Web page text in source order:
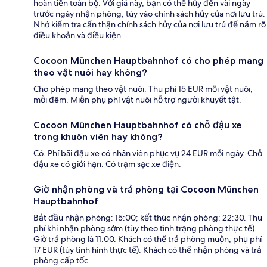
hoàn tiền toàn bộ. Với giá này, bạn có thể hủy đến vài ngày
trước ngày nhận phòng, tùy vào chính sách hủy của nơi lưu trú.
Nhớ kiểm tra cẩn thận chính sách hủy của nơi lưu trú để nắm rõ
điều khoản và điều kiện.
Cocoon München Hauptbahnhof có cho phép mang
theo vật nuôi hay không?
Cho phép mang theo vật nuôi. Thu phí 15 EUR mỗi vật nuôi,
mỗi đêm. Miễn phụ phí vật nuôi hỗ trợ người khuyết tật.
Cocoon München Hauptbahnhof có chỗ đậu xe
trong khuôn viên hay không?
Có. Phí bãi đậu xe có nhân viên phục vụ 24 EUR mỗi ngày. Chỗ
đậu xe có giới hạn. Có trạm sạc xe điện.
Giờ nhận phòng và trả phòng tại Cocoon München
Hauptbahnhof
Bắt đầu nhận phòng: 15:00; kết thúc nhận phòng: 22:30. Thu
phí khi nhận phòng sớm (tùy theo tình trạng phòng thực tế).
Giờ trả phòng là 11:00. Khách có thể trả phòng muộn, phụ phí
17 EUR (tùy tình hình thực tế). Khách có thể nhận phòng và trả
phòng cấp tốc.